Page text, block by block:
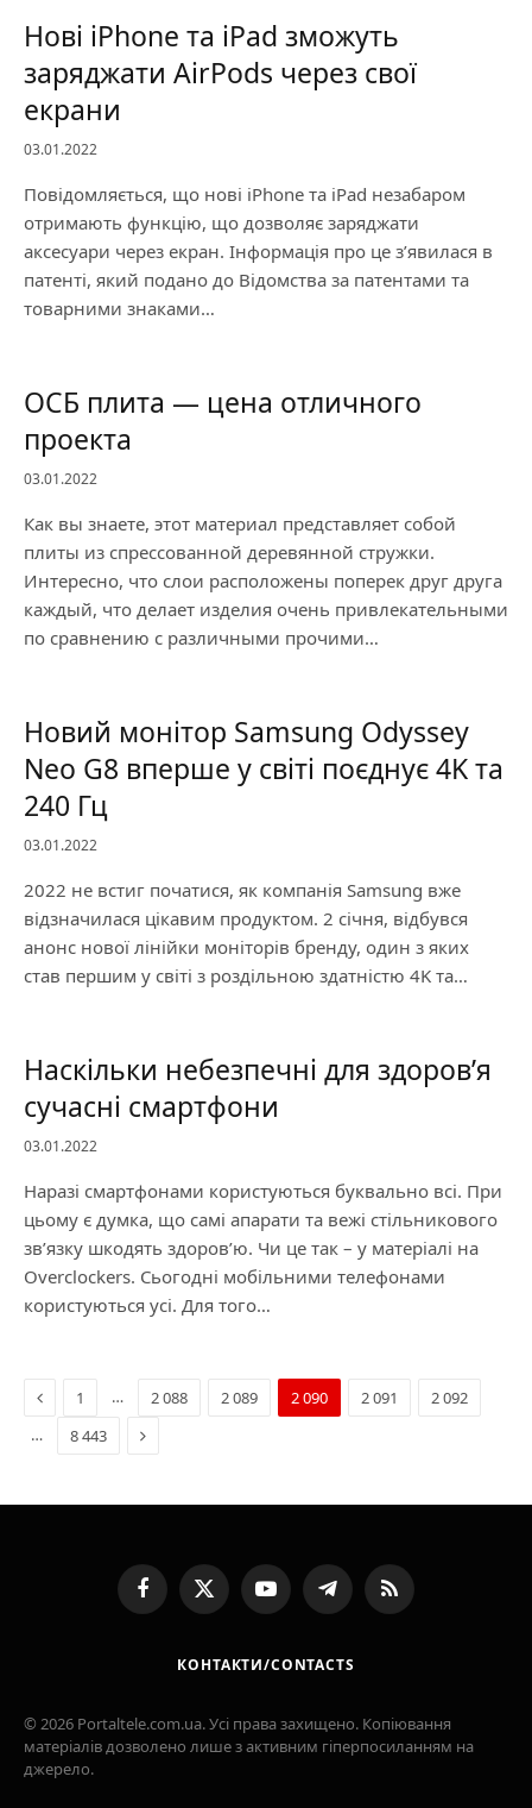
Нові iPhone та iPad зможуть
заряджати AirPods через свої
екрани
03.01.2022
Повідомляється, що нові iPhone та iPad незабаром
отримають функцію, що дозволяє заряджати
аксесуари через екран. Інформація про це з’явилася в
патенті, який подано до Відомства за патентами та
товарними знаками…
ОСБ плита — цена отличного
проекта
03.01.2022
Как вы знаете, этот материал представляет собой
плиты из спрессованной деревянной стружки.
Интересно, что слои расположены поперек друг друга
каждый, что делает изделия очень привлекательными
по сравнению с различными прочими…
Новий монітор Samsung Odyssey
Neo G8 вперше у світі поєднує 4K та
240 Гц
03.01.2022
2022 не встиг початися, як компанія Samsung вже
відзначилася цікавим продуктом. 2 січня, відбувся
анонс нової лінійки моніторів бренду, один з яких
став першим у світі з роздільною здатністю 4K та…
Наскільки небезпечні для здоров’я
сучасні смартфони
03.01.2022
Наразі смартфонами користуються буквально всі. При
цьому є думка, що самі апарати та вежі стільникового
зв’язку шкодять здоров’ю. Чи це так – у матеріалі на
Overclockers. Сьогодні мобільними телефонами
користуються усі. Для того…
Previous
1 … 2 088 2 089 2 090 2 091
2 092
…
8 443 Next
FacebookX
(Twitter)
YouTube TelegramRSS
КОНТАКТИ/CONTACTS
© 2026 Portaltele.com.ua. Усі права захищено. Копіювання
матеріалів дозволено лише з активним гіперпосиланням на
джерело.